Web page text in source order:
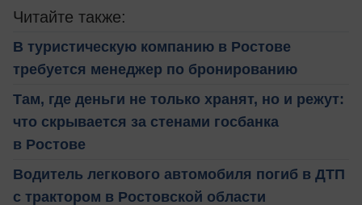
Читайте также:
В туристическую компанию в Ростове
требуется менеджер по бронированию
Там, где деньги не только хранят, но и режут:
что скрывается за стенами госбанка
в Ростове
Водитель легкового автомобиля погиб в ДТП
с трактором в Ростовской области